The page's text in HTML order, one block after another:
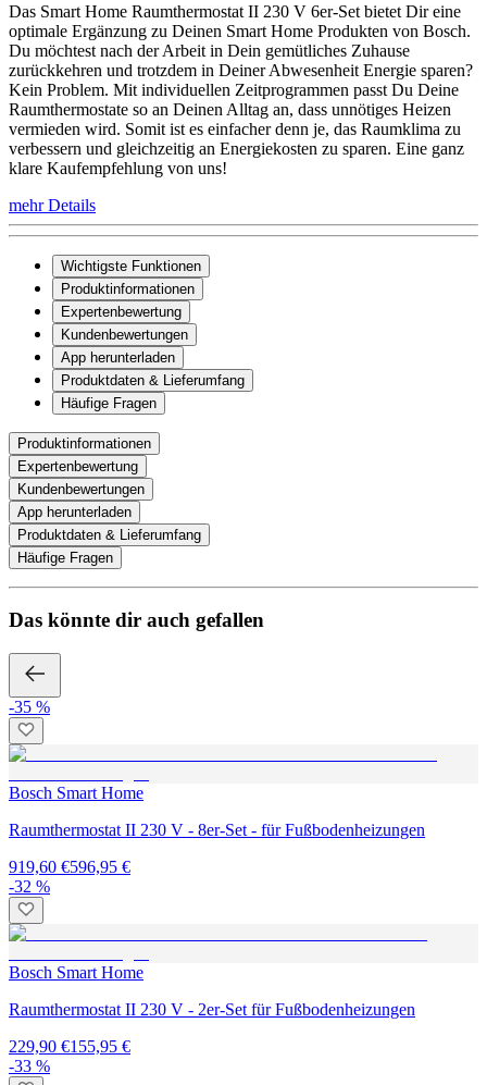
Das Smart Home Raumthermostat II 230 V 6er-Set bietet Dir eine
optimale Ergänzung zu Deinen Smart Home Produkten von Bosch.
Du möchtest nach der Arbeit in Dein gemütliches Zuhause
zurückkehren und trotzdem in Deiner Abwesenheit Energie sparen?
Kein Problem. Mit individuellen Zeitprogrammen passt Du Deine
Raumthermostate so an Deinen Alltag an, dass unnötiges Heizen
vermieden wird. Somit ist es einfacher denn je, das Raumklima zu
verbessern und gleichzeitig an Energiekosten zu sparen. Eine ganz
klare Kaufempfehlung von uns!
mehr Details
Wichtigste Funktionen
Produktinformationen
Expertenbewertung
Kundenbewertungen
App herunterladen
Produktdaten & Lieferumfang
Häufige Fragen
Produktinformationen
Expertenbewertung
Kundenbewertungen
App herunterladen
Produktdaten & Lieferumfang
Häufige Fragen
Das könnte dir auch gefallen
-35 %
Bosch Smart Home
Raumthermostat II 230 V - 8er-Set - für Fußbodenheizungen
919,60 €596,95 €
-32 %
Bosch Smart Home
Raumthermostat II 230 V - 2er-Set für Fußbodenheizungen
229,90 €155,95 €
-33 %